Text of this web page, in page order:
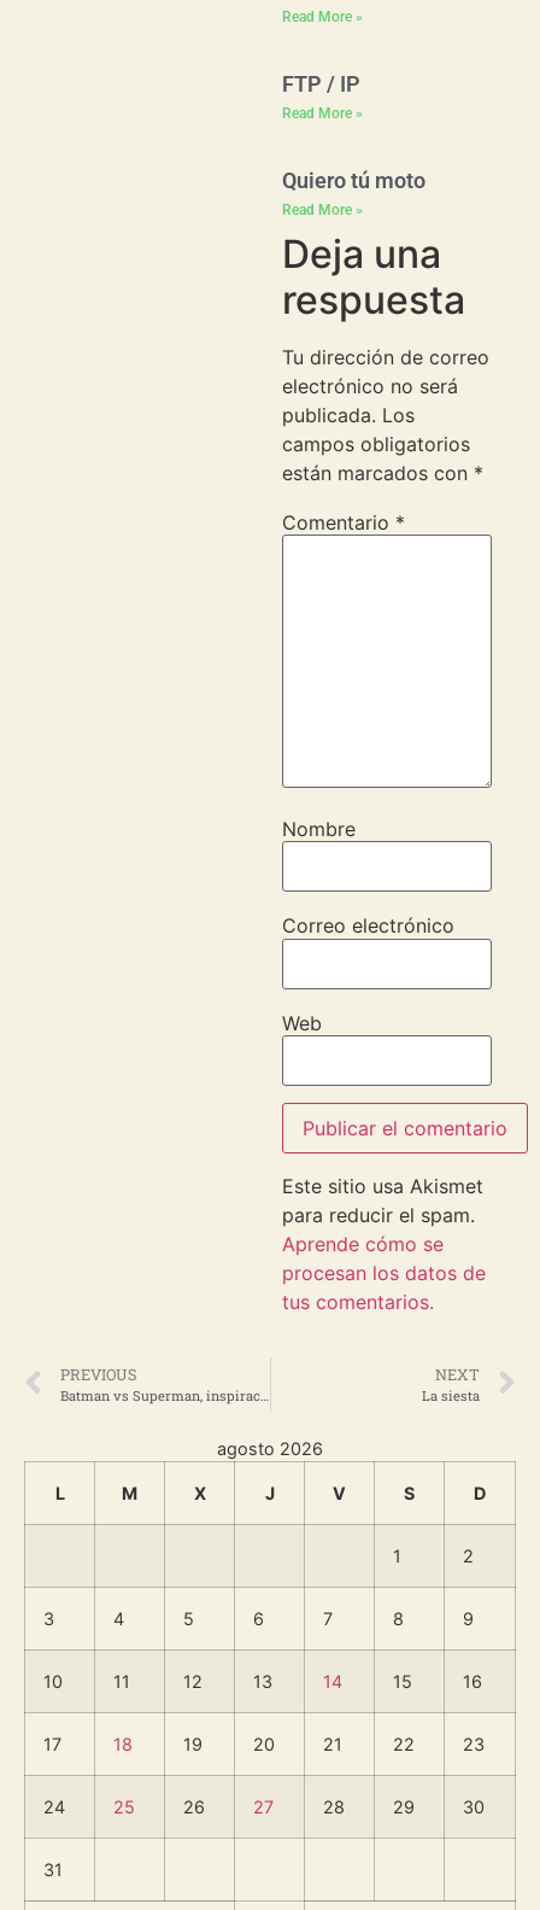
Read More »
FTP / IP
Read More »
Quiero tú moto
Read More »
Deja una
respuesta
Tu dirección de correo
electrónico no será
publicada. Los
campos obligatorios
están marcados con *
Comentario *
Nombre
Correo electrónico
Web
Este sitio usa Akismet
para reducir el spam.
Aprende cómo se
procesan los datos de
tus comentarios.
PREVIOUS
Batman vs Superman, inspiraciones
NEXT
La siesta
agosto 2026
L M X J V S D
1 2
3 4 5 6 7 8 9
10 11 12 13 14 15 16
17 18 19 20 21 22 23
24 25 26 27 28 29 30
31